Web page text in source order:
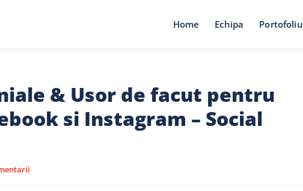
Home Echipa Portofoliu
& Usor de facut pentru
si Instagram – Social